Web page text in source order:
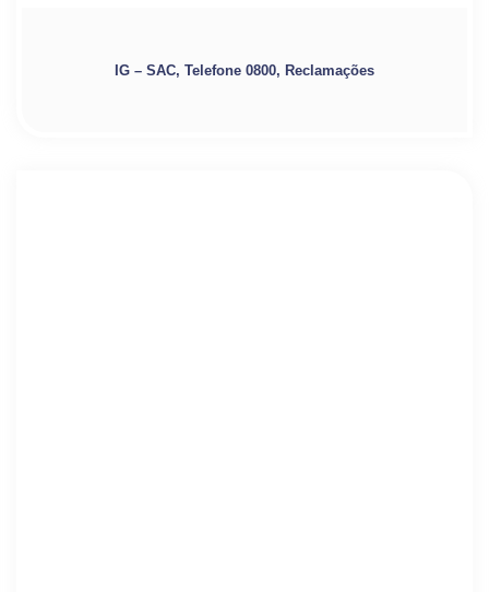
IG – SAC, Telefone 0800, Reclamações